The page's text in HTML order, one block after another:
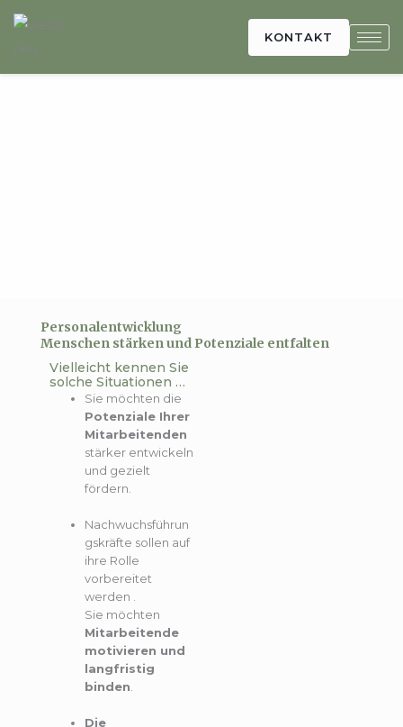
Zum
Inhalt
springen
KONTAKT
Personalentwicklung
Menschen stärken und Potenziale entfalten
Vielleicht kennen Sie
solche Situationen …
Sie möchten die
Potenziale Ihrer
Mitarbeitenden
stärker entwickeln
und gezielt
fördern.
Nachwuchsführun
gskräfte sollen auf
ihre Rolle
vorbereitet
werden .
Sie möchten
Mitarbeitende
motivieren und
langfristig
binden.
Die